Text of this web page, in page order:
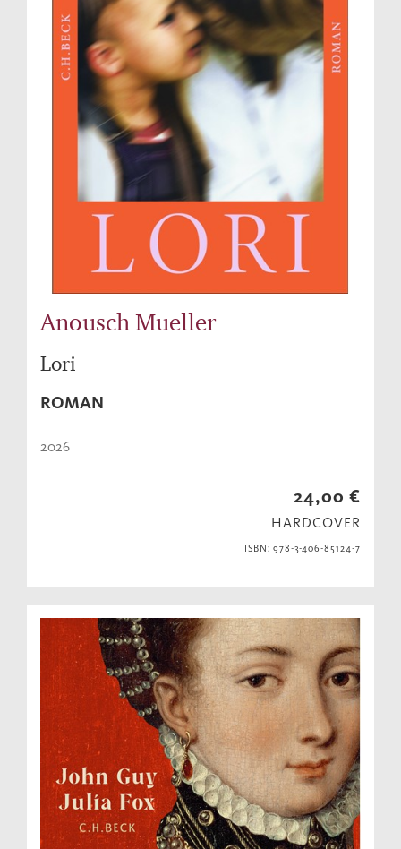
Anousch Mueller
Lori
ROMAN
2026
24,00 €
HARDCOVER
ISBN: 978-3-406-85124-7